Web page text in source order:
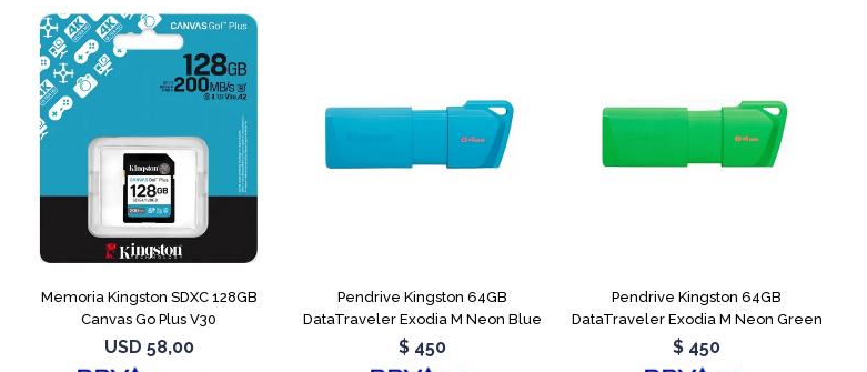
Memoria Kingston SDXC 128GB
Canvas Go Plus V30
USD 58,00
Pendrive Kingston 64GB
DataTraveler Exodia M Neon Blue
$ 450
Pendrive Kingston 64GB
DataTraveler Exodia M Neon Green
$ 450